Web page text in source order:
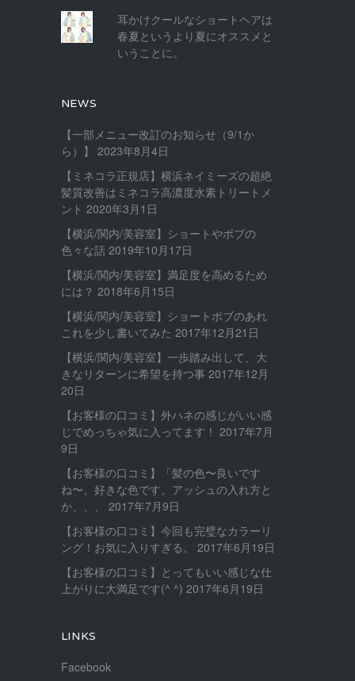
耳かけクールなショートヘアは
春夏というより夏にオススメと
いうことに。
NEWS
【一部メニュー改訂のお知らせ（9/1か
ら）】
2023年8月4日
【ミネコラ正規店】横浜ネイミーズの超絶
髪質改善はミネコラ高濃度水素トリートメ
ント 2020年3月1日
【横浜/関内/美容室】ショートやボブの
色々な話 2019年10月17日
【横浜/関内/美容室】満足度を高めるため
には？ 2018年6月15日
【横浜/関内/美容室】ショートボブのあれ
これを少し書いてみた 2017年12月21日
【横浜/関内/美容室】一歩踏み出して、大
きなリターンに希望を持つ事 2017年12月
20日
【お客様の口コミ】外ハネの感じがいい感
じでめっちゃ気に入ってます！ 2017年7月
9日
【お客様の口コミ】「髪の色〜良いです
ね〜。好きな色です。アッシュの入れ方と
か、、、
2017年7月9日
【お客様の口コミ】今回も完璧なカラーリ
ング！お気に入りすぎる。
2017年6月19日
【お客様の口コミ】とってもいい感じな仕
上がりに大満足です(^ ^) 2017年6月19日
LINKS
Facebook